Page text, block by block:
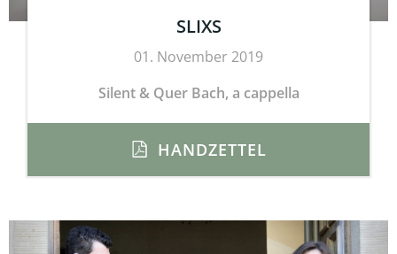
SLIXS
01. November 2019
Silent & Quer Bach, a cappella
HANDZETTEL